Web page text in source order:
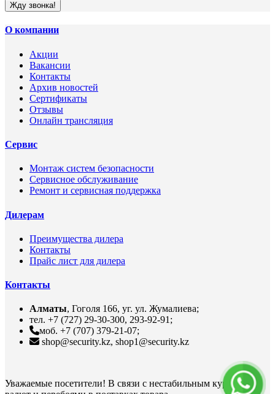
Жду звонка!
О компании
Акции
Вакансии
Контакты
Архив новостей
Сертификаты
Отзывы
Онлайн трансляция
Сервис
Монтаж систем безопасности
Сервисное обслуживание
Ремонт и сервисная поддержка
Дилерам
Преимущества дилера
Контакты
Прайс лист для дилера
Контакты
Алматы, Гоголя 166, уг. ул. Жумалиева;
тел. +7 (727) 29-30-300, 293-92-91;
моб. +7 (707) 379-21-07;
shop@security.kz, shop1@security.kz
Уважаемые посетители! В связи с нестабильным курсом